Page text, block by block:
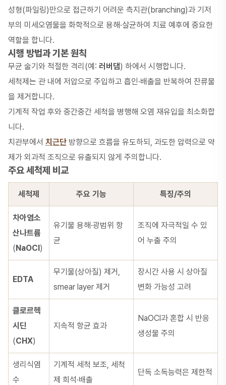
성형(파일링)만으로 접근하기 어려운 측지관(branching)과 기저
부의 미세오염물을 화학적으로 용해·살균하여 치료 예후에 중요한
역할을 합니다.
시행 방법과 기본 원칙
무균 술기와 적절한 격리(예: 러버댐) 하에서 시행합니다.
세척제는 관 내에 저압으로 주입하고 흡인·배출을 반복하여 잔류물
을 제거합니다.
기계적 작업 후와 중간중간 세척을 병행해 오염 재유입을 최소화합
니다.
치관부에서 치근단 방향으로 흐름을 유도하되, 과도한 압력으로 약
제가 외과적 조직으로 유출되지 않게 주의합니다.
주요 세척제 비교
세척제 주요 기능 특징/주의
차아염소
산나트륨
(NaOCl)
유기물 용해·광범위 항
균
조직에 자극적일 수 있
어 누출 주의
EDTA
무기물(상아질) 제거,
smear layer 제거
장시간 사용 시 상아질
변화 가능성 고려
클로르헥
시딘
(CHX)
지속적 항균 효과
NaOCl과 혼합 시 반응
생성물 주의
생리식염
수
기계적 세척 보조, 세척
제 희석·배출
단독 소독능력은 제한적